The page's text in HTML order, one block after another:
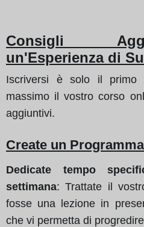
Consigli
un'Esperienza di
Iscriversi è solo il primo
massimo il vostro corso
aggiuntivi.
Create un
Dedicate tempo
settimana: Trattate il
fosse una lezione in
che vi permetta di